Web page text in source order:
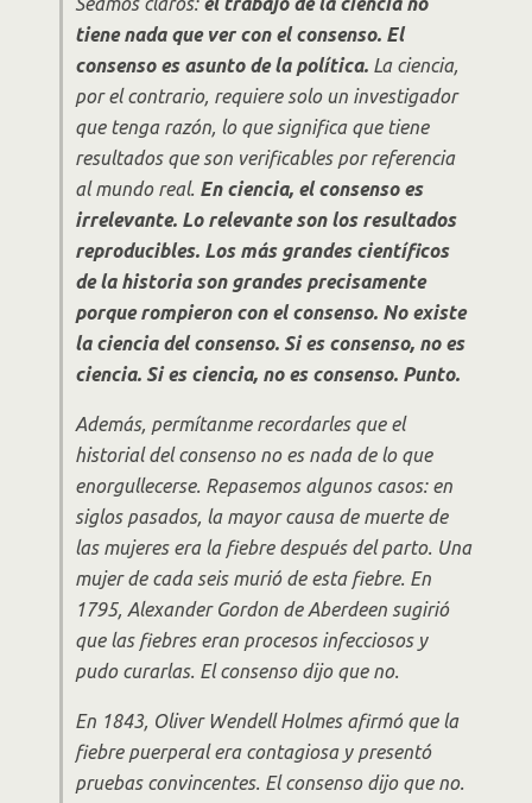
tiene nada que ver con el consenso. El
consenso es asunto de la política. La ciencia,
por el contrario, requiere solo un investigador
que tenga razón, lo que significa que tiene
resultados que son verificables por referencia
al mundo real. En ciencia, el consenso es
irrelevante. Lo relevante son los resultados
reproducibles. Los más grandes científicos
de la historia son grandes precisamente
porque rompieron con el consenso. No existe
la ciencia del consenso. Si es consenso, no es
ciencia. Si es ciencia, no es consenso. Punto.
Además, permítanme recordarles que el
historial del consenso no es nada de lo que
enorgullecerse. Repasemos algunos casos: en
siglos pasados, la mayor causa de muerte de
las mujeres era la fiebre después del parto. Una
mujer de cada seis murió de esta fiebre. En
1795, Alexander Gordon de Aberdeen sugirió
que las fiebres eran procesos infecciosos y
pudo curarlas. El consenso dijo que no.
En 1843, Oliver Wendell Holmes afirmó que la
fiebre puerperal era contagiosa y presentó
pruebas convincentes. El consenso dijo que no.